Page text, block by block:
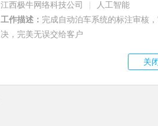
江西极牛网络科技公司
人工智能
工作描述： 完成自动泊车系统的标注审核
决，完美无误交给客户